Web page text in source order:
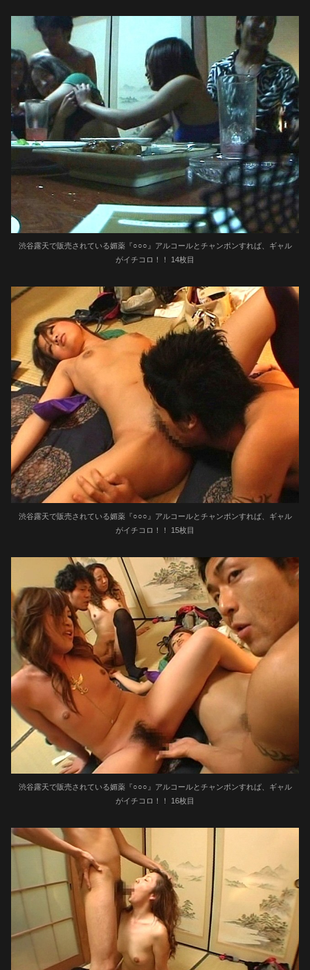
渋谷露天で販売されている媚薬『○○○』アルコールとチャンポンすれば、ギャル
がイチコロ！！ 14枚目
渋谷露天で販売されている媚薬『○○○』アルコールとチャンポンすれば、ギャル
がイチコロ！！ 15枚目
渋谷露天で販売されている媚薬『○○○』アルコールとチャンポンすれば、ギャル
がイチコロ！！ 16枚目